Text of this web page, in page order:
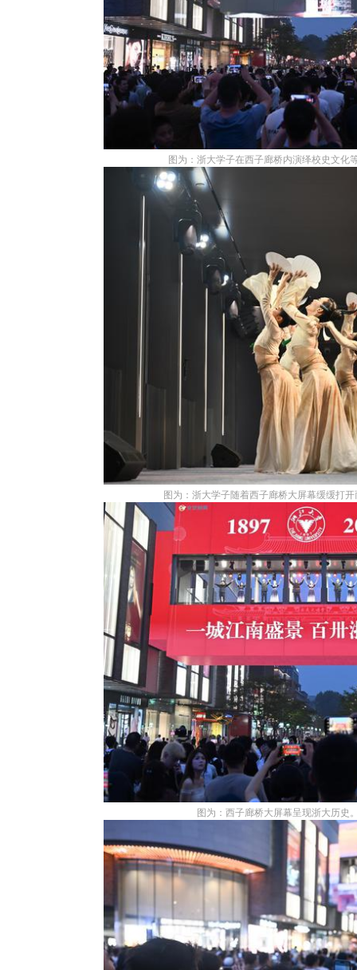
图为：浙大学子在西子廊桥内演绎校史文化
图为：浙大学子随着西子廊桥大屏幕缓缓打
图为：西子廊桥大屏幕呈现浙大历史